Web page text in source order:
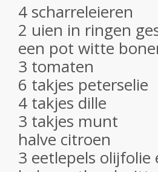
4 scharreleieren
2 uien in ringen
een pot witte
3 tomaten
6 takjes peterselie
4 takjes dille
3 takjes munt
halve citroen
3 eetlepels olijfolie